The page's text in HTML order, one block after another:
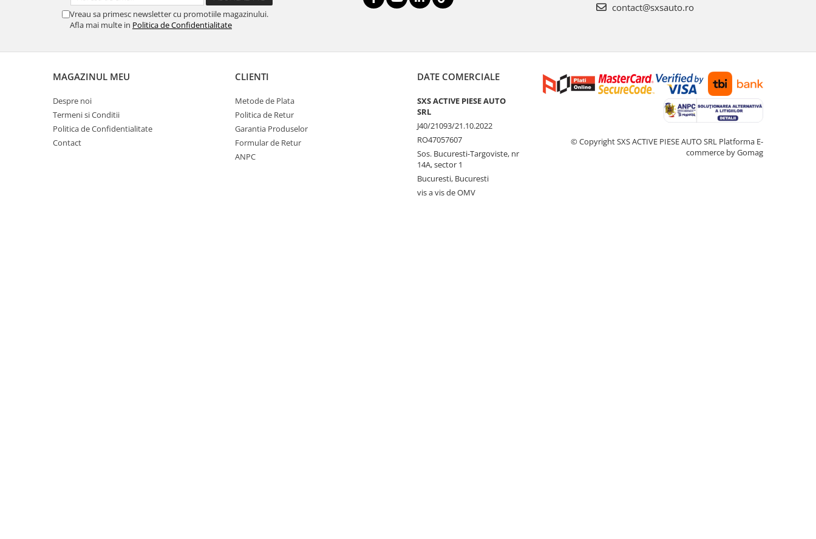
Produse curatare IT
Siguranta Rutiera
Electrica si Electronice Auto
Becuri Auto
LED Omologat RAR
Vreau sa primesc newsletter cu promotiile magazinului.
Afla mai multe in Politica de Confidentialitate
contact@sxsauto.ro
MAGAZINUL MEU
Despre noi
Termeni si Conditii
Politica de Confidentialitate
Contact
CLIENTI
Metode de Plata
Politica de Retur
Garantia Produselor
Formular de Retur
ANPC
DATE COMERCIALE
SXS ACTIVE PIESE AUTO
SRL
J40/21093/21.10.2022
RO47057607
Sos. Bucuresti-Targoviste, nr
14A, sector 1
Bucuresti, Bucuresti
vis a vis de OMV
© Copyright SXS ACTIVE PIESE AUTO SRL Platforma E-
commerce by Gomag